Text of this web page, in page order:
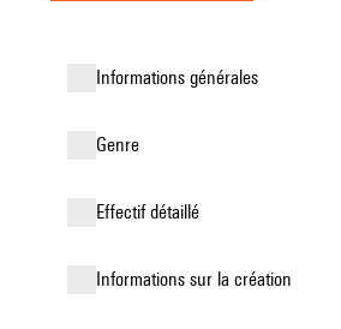
informations générales
genre
effectif détaillé
informations sur la création